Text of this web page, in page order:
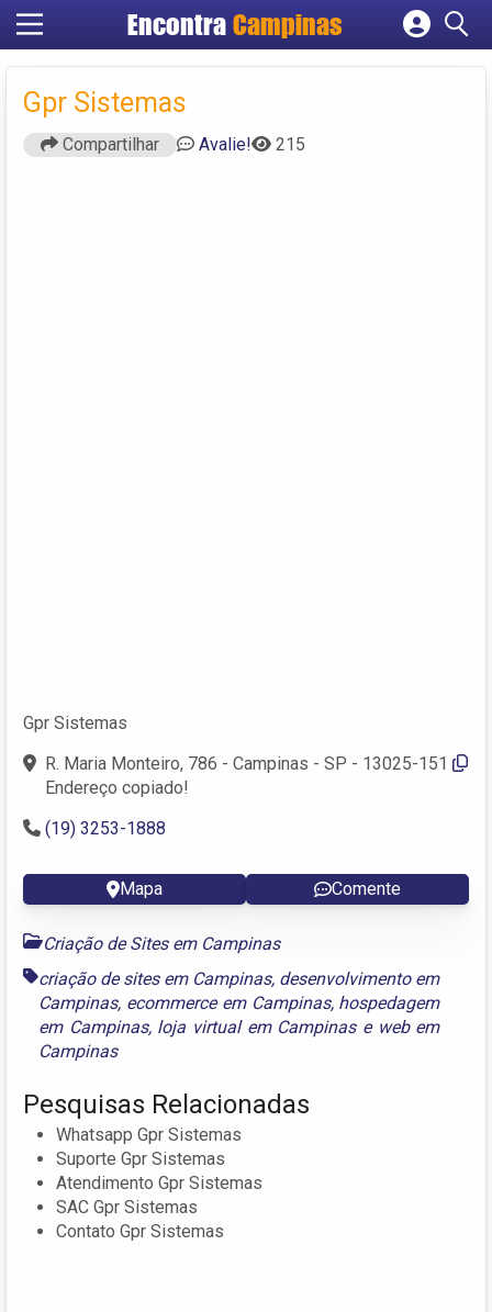
Encontra Campinas
Cadastrar empresa
Gpr Sistemas
Compartilhar Avalie! 215
Gpr Sistemas
R. Maria Monteiro, 786 - Campinas - SP - 13025-151
Endereço copiado!
(19) 3253-1888
Mapa Comente
Criação de Sites em Campinas
criação de sites em Campinas, desenvolvimento em
Campinas, ecommerce em Campinas, hospedagem
em Campinas, loja virtual em Campinase web em
Campinas
Pesquisas Relacionadas
Whatsapp Gpr Sistemas
Suporte Gpr Sistemas
Atendimento Gpr Sistemas
SAC Gpr Sistemas
Contato Gpr Sistemas